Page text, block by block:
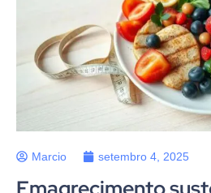
Marcio setembro 4, 2025